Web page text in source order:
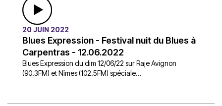
20 JUIN 2022
Blues Expression - Festival nuit du Blues à
Carpentras - 12.06.2022
Blues Expression du dim 12/06/22 sur Raje Avignon
(90.3FM) et Nîmes (102.5FM) spéciale...